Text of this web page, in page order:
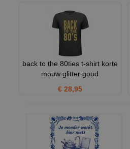
back to the 80ties t-shirt korte
mouw glitter goud
€ 28,95